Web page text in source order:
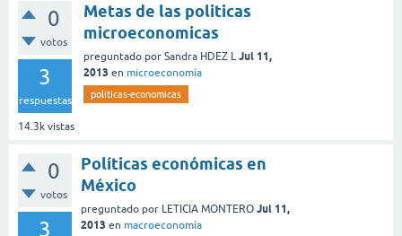
0
votos
3
respuestas
14.3k vistas
Metas de las politicas
microeconomicas
preguntado por Sandra HDEZ L Jul 11,
2013 en microeconomía
politicas-economicas
0
votos
3
Políticas económicas en
México
preguntado por LETICIA MONTERO Jul 11,
2013 en macroeconomía